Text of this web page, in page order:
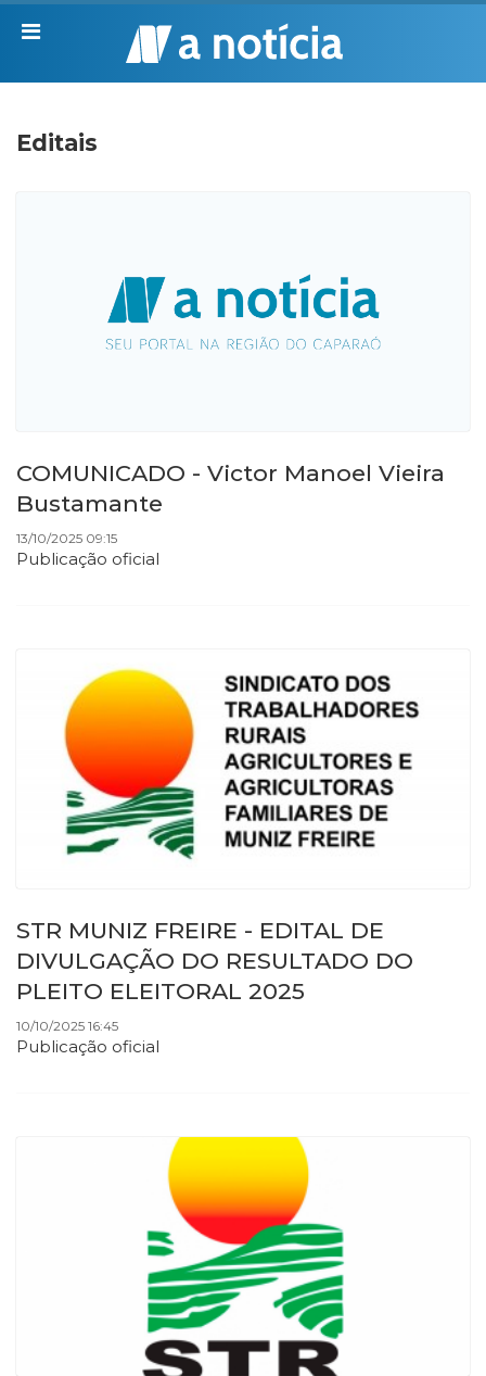
Editais
COMUNICADO - Victor Manoel Vieira
Bustamante
13/10/2025 09:15
Publicação oficial
STR MUNIZ FREIRE - EDITAL DE
DIVULGAÇÃO DO RESULTADO DO
PLEITO ELEITORAL 2025
10/10/2025 16:45
Publicação oficial